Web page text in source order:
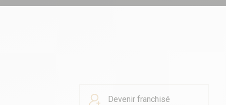
Devenir franchisé